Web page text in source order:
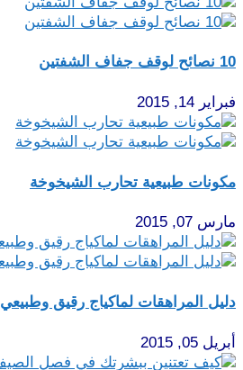
10 نصائح لوقف جفاف الشفتين
فبراير 14, 2015
مكونات طبيعية تحارب الشيخوخة
مارس 07, 2015
دليل المراهقات لماكياج رقيق وطبيعي
أبريل 05, 2015